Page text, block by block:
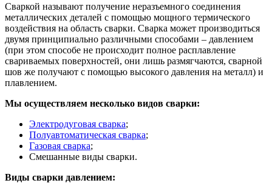
Сваркой называют получение неразъемного соединения
металлических деталей с помощью мощного термического
воздействия на область сварки. Сварка может производиться
двумя принципиально различными способами – давлением
(при этом способе не происходит полное расплавление
свариваемых поверхностей, они лишь размягчаются, сварной
шов же получают с помощью высокого давления на металл) и
плавлением.
Мы осуществляем несколько видов сварки:
Электродуговая сварка;
Полуавтоматическая сварка;
Газовая сварка;
Смешанные виды сварки.
Виды сварки давлением: